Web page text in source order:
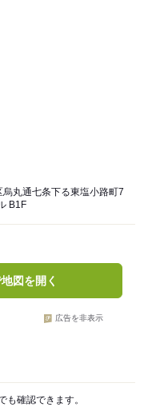
丸通七条下る東塩小路町7
B1F
図を開く
広告を非表示
も確認できます。